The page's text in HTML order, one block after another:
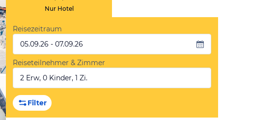
Nur Hotel
Reisezeitraum
05.09.26 - 07.09.26
Reiseteilnehmer & Zimmer
2 Erw, 0 Kinder, 1 Zi.
Filter